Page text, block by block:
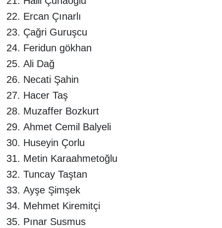
Ercan Çınarlı
Çağri Guruşcu
Feridun gökhan
Ali Dağ
Necati Şahin
Hacer Taş
Muzaffer Bozkurt
Ahmet Cemil Balyeli
Huseyin Çorlu
Metin Karaahmetoğlu
Tuncay Taştan
Ayşe Şimşek
Mehmet Kiremitçi
Pınar Susmus